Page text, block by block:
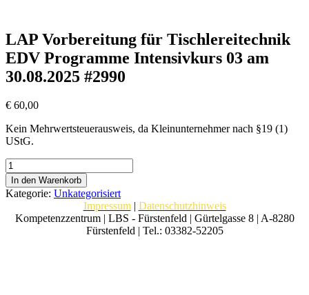
LAP Vorbereitung für Tischlereitechnik
EDV Programme Intensivkurs 03 am
30.08.2025 #2990
€ 60,00
Kein Mehrwertsteuerausweis, da Kleinunternehmer nach §19 (1)
UStG.
LAP
Vorbereitung
für
Tischlereitechnik
EDV
Programme
In den Warenkorb
Kategorie: Unkategorisiert
Impressum| Datenschutzhinweis
Kompetenzzentrum | LBS - Fürstenfeld | Gürtelgasse 8 | A-8280
Fürstenfeld | Tel.: 03382-52205